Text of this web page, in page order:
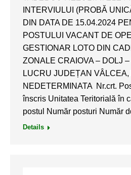
INTERVIULUI (PROBĂ
DIN DATA DE 15.04.2024
POSTULUI VACANT DE
GESTIONAR LOTO DIN
ZONALE CRAIOVA – DOLJ
LUCRU JUDEȚAN
NEDETERMINATA Nr.crt.
înscris Unitatea Teritorială în
postul Număr posturi Număr
Details